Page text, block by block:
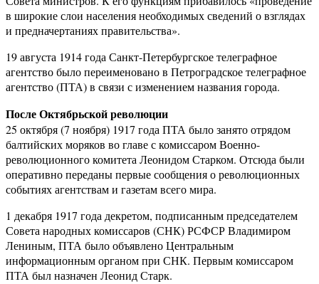
в широкие слои населения необходимых сведений о взглядах
и предначертаниях правительства».
19 августа 1914 года Санкт-Петербургское телеграфное
агентство было переименовано в Петроградское телеграфное
агентство (ПТА) в связи с изменением названия города.
После Октябрьской революции
25 октября (7 ноября) 1917 года ПТА было занято отрядом
балтийских моряков во главе с комиссаром Военно-
революционного комитета Леонидом Старком. Отсюда были
оперативно переданы первые сообщения о революционных
событиях агентствам и газетам всего мира.
1 декабря 1917 года декретом, подписанным председателем
Совета народных комиссаров (СНК) РСФСР Владимиром
Лениным, ПТА было объявлено Центральным
информационным органом при СНК. Первым комиссаром
ПТА был назначен Леонид Старк.